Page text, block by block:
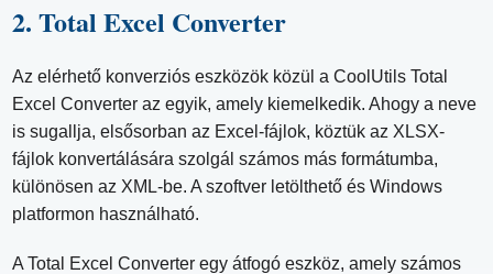
2. Total Excel Converter
Az elérhető konverziós eszközök közül a CoolUtils Total
Excel Converter az egyik, amely kiemelkedik. Ahogy a neve
is sugallja, elsősorban az Excel-fájlok, köztük az XLSX-
fájlok konvertálására szolgál számos más formátumba,
különösen az XML-be. A szoftver letölthető és Windows
platformon használható.
A Total Excel Converter egy átfogó eszköz, amely számos